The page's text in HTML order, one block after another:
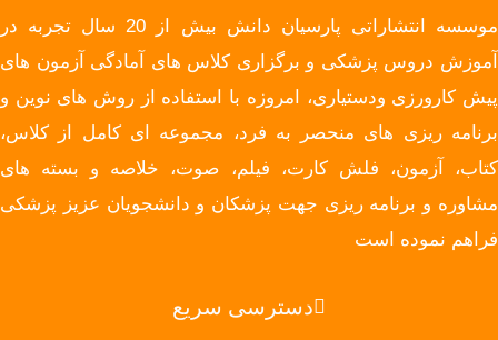
موسسه انتشاراتی پارسیان دانش بیش از 20 سال تجربه در
آموزش دروس پزشکی و برگزاری کلاس های آمادگی آزمون های
پیش کارورزی ودستیاری، امروزه با استفاده از روش های نوین و
برنامه ریزی های منحصر به فرد، مجموعه ای کامل از کلاس،
کتاب، آزمون، فلش کارت، فیلم، صوت، خلاصه و بسته های
مشاوره و برنامه ریزی جهت پزشکان و دانشجویان عزیز پزشکی
فراهم نموده است
دسترسی سریع